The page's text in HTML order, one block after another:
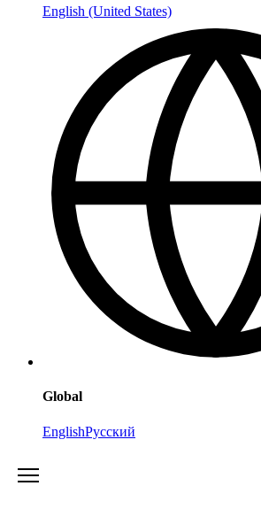
English (United States)
Global
EnglishРусский